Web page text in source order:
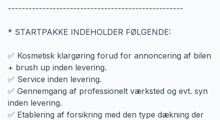
---------------------------------------------------
* STARTPAKKE INDEHOLDER FØLGENDE:
✅ Kosmetisk klargøring forud for annoncering af bilen
+ brush up inden levering.
✅ Service inden levering.
✅ Gennemgang af professionelt værksted og evt. syn
inden levering.
✅ Etablering af forsikring med den type dækning der